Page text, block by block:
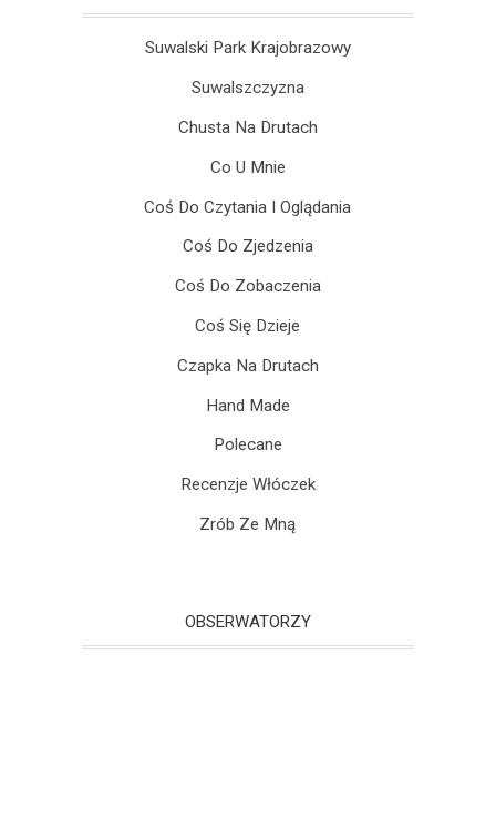
Suwalski Park Krajobrazowy
Suwalszczyzna
Chusta Na Drutach
Co U Mnie
Coś Do Czytania I Oglądania
Coś Do Zjedzenia
Coś Do Zobaczenia
Coś Się Dzieje
Czapka Na Drutach
Hand Made
Polecane
Recenzje Włóczek
Zrób Ze Mną
OBSERWATORZY